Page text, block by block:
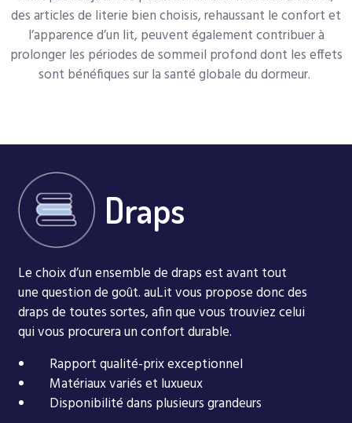
des articles de literie bien choisis, rehaussant le confort et
l’apparence d’un lit, peuvent également contribuer à
prolonger les périodes de sommeil profond dont les effets
sont bénéfiques sur la santé globale du dormeur.
Draps
Le choix d’un ensemble de draps est avant tout
une question de goût. auLit vous propose donc des
draps de toutes sortes, afin que vous trouviez celui
qui vous procurera un confort durable.
Rapport qualité-prix exceptionnel
Matériaux variés et luxueux
Disponibilité dans plusieurs grandeurs